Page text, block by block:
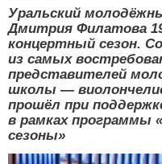
Уральский
Дмитрия Филатова
концертный сезон.
из самых
представителей
школы —
прошёл при
в рамках программы
сезоны»